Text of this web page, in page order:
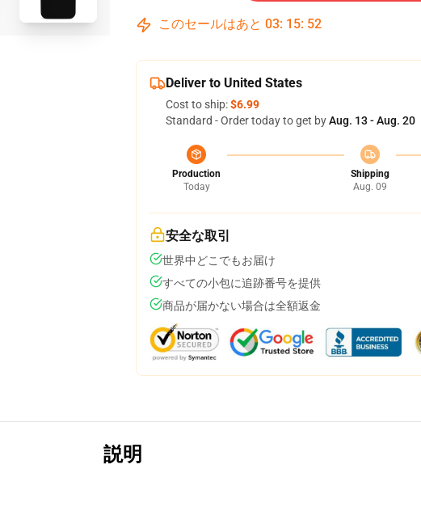
このセールはあと 03: 15: 51
Deliver to United States
Cost to ship:$6.99
Standard - Order today to get byAug. 13 - Aug. 20
Production
Today
Shipping
Aug. 09
安全な取引
世界中どこでもお届け
すべての小包に追跡番号を提供
商品が届かない場合は全額返金
説明